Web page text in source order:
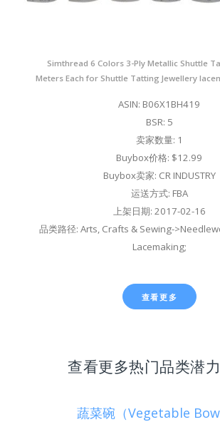
Simthread 6 Colors 3-Ply Metallic Shuttle
Meters Each for Shuttle Tatting Jewellery
ASIN: B06X1BH419
BSR: 5
卖家数量: 1
Buybox价格: $12.99
Buybox卖家: CR INDUSTRY
运送方式: FBA
上架日期: 2017-02-16
品类路径: Arts, Crafts & Sewing-
Lacemaking;
查看更多
查看更多热门品类潜
蔬菜碗（Vegetable